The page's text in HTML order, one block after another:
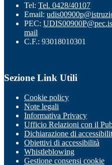
Tel: Tel. 0428/40107
Email:
PEC:
mail
C.F.: 93018010301
Sezione Link Utili
Cookie policy
Note legali
Informativa Privacy
Ufficio Relazioni con il
Dichiarazione di
Obiettivi di accessibilità
Whistleblowing
Gestione consensi cookie